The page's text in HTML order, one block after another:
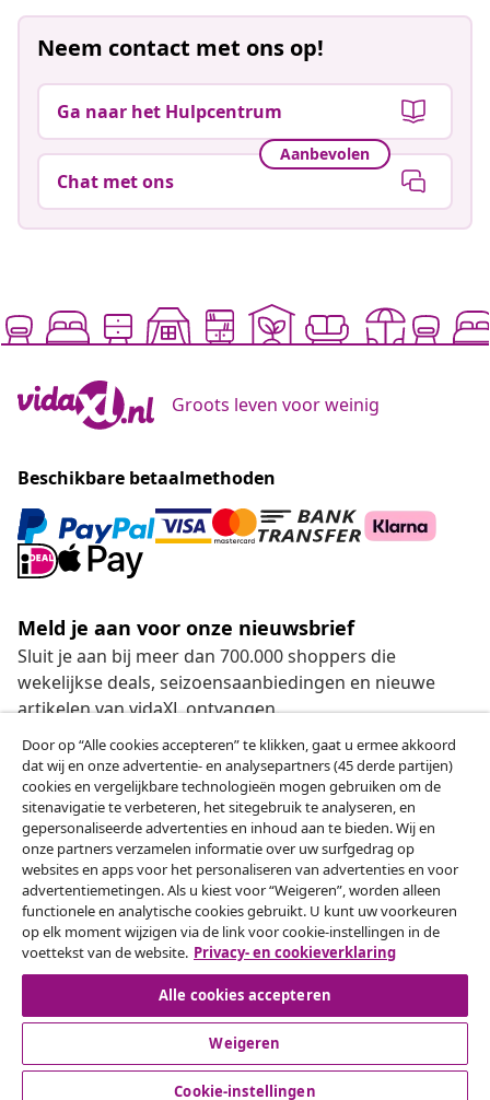
Neem contact met ons op!
Ga naar het Hulpcentrum
Aanbevolen
Chat met ons
Groots leven voor weinig
Beschikbare betaalmethoden
Meld je aan voor onze nieuwsbrief
Sluit je aan bij meer dan 700.000 shoppers die
wekelijkse deals, seizoensaanbiedingen en nieuwe
artikelen van vidaXL ontvangen.
Onze sociale media
Herroeping van de overeenkomst
Een annulering voor je bestelling indienen
Herroeping van de overeenkomst
Door op “Alle cookies accepteren” te klikken, gaat u ermee akkoord
dat wij en onze advertentie- en analysepartners (45 derde partijen)
cookies en vergelijkbare technologieën mogen gebruiken om de
sitenavigatie te verbeteren, het sitegebruik te analyseren, en
gepersonaliseerde advertenties en inhoud aan te bieden. Wij en
onze partners verzamelen informatie over uw surfgedrag op
websites en apps voor het personaliseren van advertenties en voor
advertentiemetingen. Als u kiest voor “Weigeren”, worden alleen
functionele en analytische cookies gebruikt. U kunt uw voorkeuren
op elk moment wijzigen via de link voor cookie-instellingen in de
voettekst van de website. Privacy- en cookieverklaring
Alle cookies accepteren
Weigeren
Cookie-instellingen